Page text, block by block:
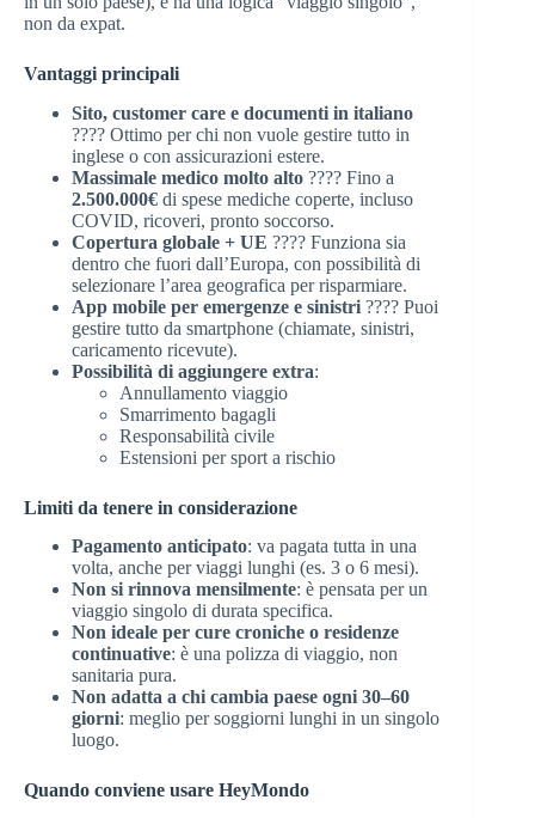
non da expat.
Vantaggi principali
Sito, customer care e documenti in italiano
???? Ottimo per chi non vuole gestire tutto in
inglese o con assicurazioni estere.
Massimale medico molto alto ???? Fino a
2.500.000€ di spese mediche coperte, incluso
COVID, ricoveri, pronto soccorso.
Copertura globale + UE ???? Funziona sia
dentro che fuori dall’Europa, con possibilità di
selezionare l’area geografica per risparmiare.
App mobile per emergenze e sinistri ???? Puoi
gestire tutto da smartphone (chiamate, sinistri,
caricamento ricevute).
Possibilità di aggiungere extra:
Annullamento viaggio
Smarrimento bagagli
Responsabilità civile
Estensioni per sport a rischio
Limiti da tenere in considerazione
Pagamento anticipato: va pagata tutta in una
volta, anche per viaggi lunghi (es. 3 o 6 mesi).
Non si rinnova mensilmente: è pensata per un
viaggio singolo di durata specifica.
Non ideale per cure croniche o residenze
continuative: è una polizza di viaggio, non
sanitaria pura.
Non adatta a chi cambia paese ogni 30–60
giorni: meglio per soggiorni lunghi in un singolo
luogo.
Quando conviene usare HeyMondo